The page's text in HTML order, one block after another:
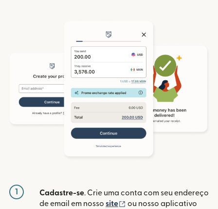
1 Cadastre-se. Crie uma conta com seu endereço
de email em nosso site (abre em uma nova
ou nosso aplicativo